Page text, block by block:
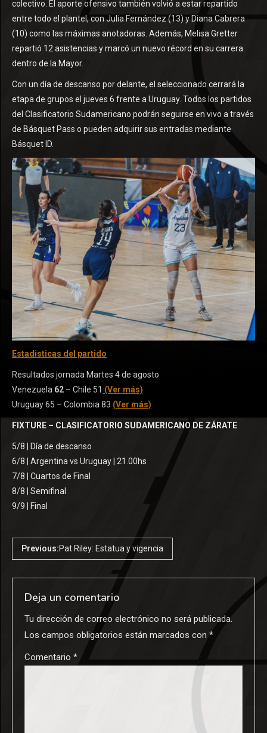
colectivo. El aporte ofensivo también volvió a estar repartido
entre todo el plantel, con Julia Fernández (13) y Diana Cabrera
(10) como las máximas anotadoras. Además, Melisa Gretter
repartió 12 asistencias y marcó un nuevo récord en su carrera
dentro de la Mayor.
Con un día de descanso por delante, el seleccionado cerrará la
etapa de grupos el jueves 6 frente a Uruguay. Todos los partidos
del Clasificatorio Sudamericano podrán seguirse en vivo a través
de Básquet Pass o pueden adquirir sus entradas mediante
Básquet ID.
Estadisticas del partido
Resultados jornada Martes 4 de agosto
Venezuela 62 – Chile 51 (Ver más)
Uruguay 65 – Colombia 83 (Ver más)
FIXTURE – CLASIFICATORIO SUDAMERICANO DE ZÁRATE
5/8 | Día de descanso
6/8 | Argentina vs Uruguay | 21.00hs
7/8 | Cuartos de Final
8/8 | Semifinal
9/9 | Final
Previous:Pat Riley: Estatua y vigencia
Deja un comentario
Tu dirección de correo electrónico no será publicada.
Los campos obligatorios están marcados con *
Comentario *